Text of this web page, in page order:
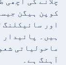
کوپن ہیگن
اور سائیکلنگ
ہیں۔
ماحولیاتی
آہنگ ہے۔